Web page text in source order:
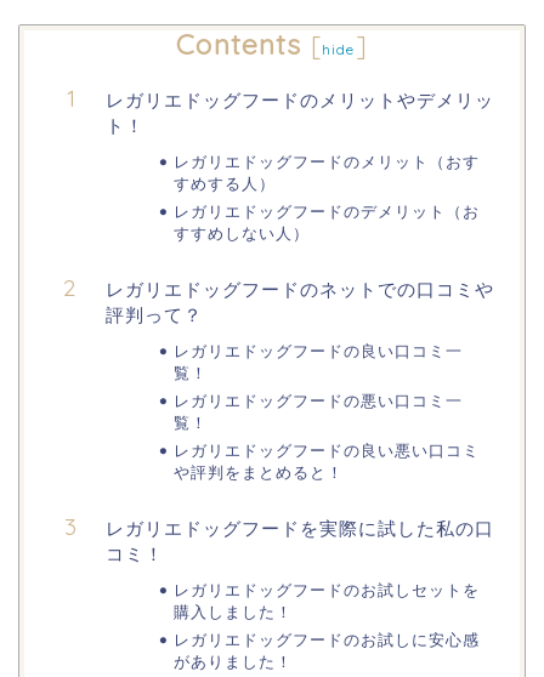
Contents [hide ]
レガリエドッグフードのメリットやデメリッ
ト！
レガリエドッグフードのメリット（おす
すめする人）
レガリエドッグフードのデメリット（お
すすめしない人）
レガリエドッグフードのネットでの口コミや
評判って？
レガリエドッグフードの良い口コミ一
覧！
レガリエドッグフードの悪い口コミ一
覧！
レガリエドッグフードの良い悪い口コミ
や評判をまとめると！
レガリエドッグフードを実際に試した私の口
コミ！
レガリエドッグフードのお試しセットを
購入しました！
レガリエドッグフードのお試しに安心感
がありました！